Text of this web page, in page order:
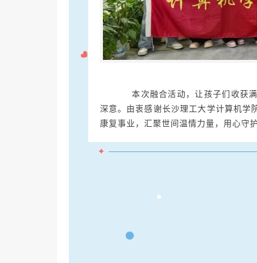
本次融合活动，让孩子们收获满
深意。由衷感谢长沙理工大学计算机学
康复事业，汇聚世间温情力量，用心守
✦